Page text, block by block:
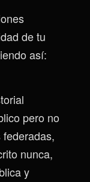
de tu
así:
pero no
nunca,
y